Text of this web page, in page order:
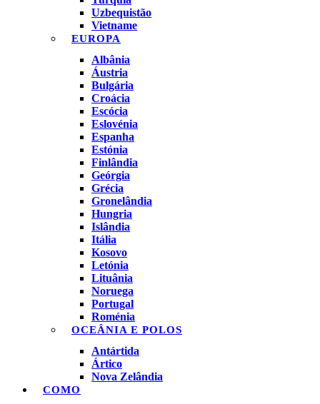
Uzbequistão
Vietname
EUROPA
Albânia
Áustria
Bulgária
Croácia
Escócia
Eslovénia
Espanha
Estónia
Finlândia
Geórgia
Grécia
Gronelândia
Hungria
Islândia
Itália
Kosovo
Letónia
Lituânia
Noruega
Portugal
Roménia
OCEÂNIA E POLOS
Antártida
Ártico
Nova Zelândia
COMO